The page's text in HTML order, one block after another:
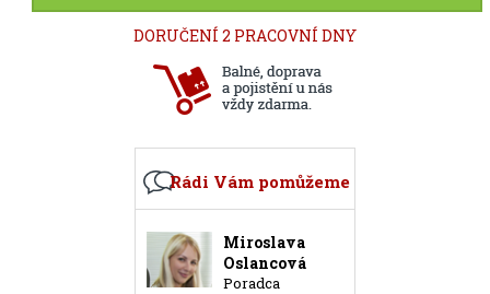
DORUČENÍ 2 PRACOVNÍ DNY
Rádi Vám pomůžeme
Miroslava
Oslancová
Poradca